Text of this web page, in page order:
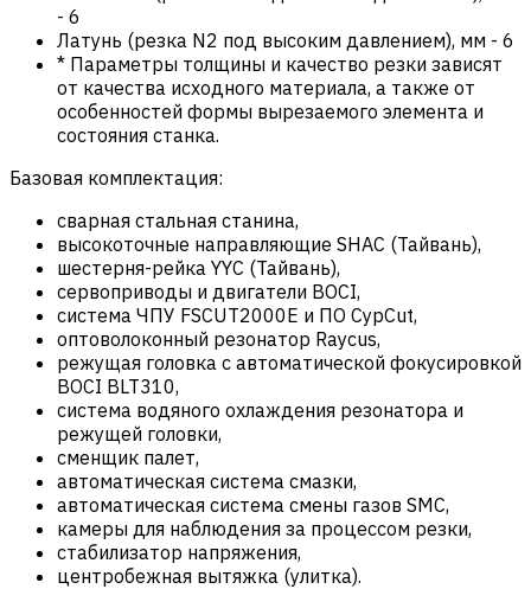
- 6
Латунь (резка N2 под высоким давлением), мм - 6
* Параметры толщины и качество резки зависят
от качества исходного материала, а также от
особенностей формы вырезаемого элемента и
состояния станка.
Базовая комплектация:
сварная стальная станина,
высокоточные направляющие SHAC (Тайвань),
шестерня-рейка YYC (Тайвань),
сервоприводы и двигатели BOCI,
система ЧПУ FSCUT2000E и ПО CypCut,
оптоволоконный резонатор Raycus,
режущая головка с автоматической фокусировкой
BOCI BLT310,
система водяного охлаждения резонатора и
режущей головки,
сменщик палет,
автоматическая система смазки,
автоматическая система смены газов SMC,
камеры для наблюдения за процессом резки,
стабилизатор напряжения,
центробежная вытяжка (улитка).